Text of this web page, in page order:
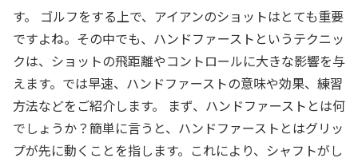
す。 ゴルフをする上で、アイアンのショットはとても重要
ですよね。その中でも、ハンドファーストというテクニッ
クは、ショットの飛距離やコントロールに大きな影響を与
えます。では早速、ハンドファーストの意味や効果、練習
方法などをご紹介します。 まず、ハンドファーストとは何
でしょうか？簡単に言うと、ハンドファーストとはグリッ
プが先に動くことを指します。これにより、シャフトがし